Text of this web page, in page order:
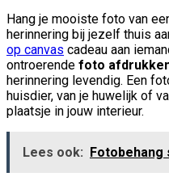
Hang je mooiste foto van
herinnering bij jezelf thuis
op canvas cadeau aan
ontroerende foto
herinnering levendig. Een
huisdier, van je huwelijk of
plaatsje in jouw interieur.
Lees ook: Fotobehang